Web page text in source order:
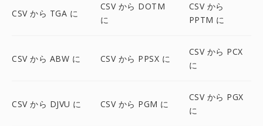
CSV から TGA に
CSV から DOTM
に
CSV から
PPTM に
CSV から ABW に CSV から PPSX に
CSV から PCX
に
CSV から DJVU に CSV から PGM に
CSV から PGX
に